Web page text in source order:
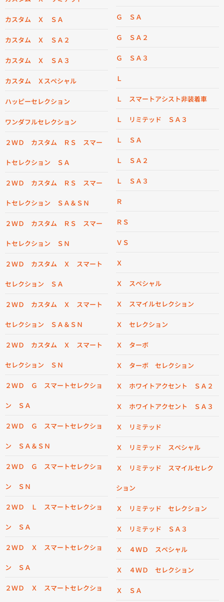
カスタム Ｘ ＳＡ
カスタム Ｘ ＳＡ２
カスタム Ｘ ＳＡ３
カスタム Ｘスペシャル
ハッピーセレクション
ワンダフルセレクション
２ＷＤ カスタム ＲＳ スマー
トセレクション ＳＡ
２ＷＤ カスタム ＲＳ スマー
トセレクション ＳＡ＆ＳＮ
２ＷＤ カスタム ＲＳ スマー
トセレクション ＳＮ
２ＷＤ カスタム Ｘ スマート
セレクション ＳＡ
２ＷＤ カスタム Ｘ スマート
セレクション ＳＡ＆ＳＮ
２ＷＤ カスタム Ｘ スマート
セレクション ＳＮ
２ＷＤ Ｇ スマートセレクショ
ン ＳＡ
２ＷＤ Ｇ スマートセレクショ
ン ＳＡ＆ＳＮ
２ＷＤ Ｇ スマートセレクショ
ン ＳＮ
２ＷＤ Ｌ スマートセレクショ
ン ＳＡ
２ＷＤ Ｘ スマートセレクショ
ン ＳＡ
２ＷＤ Ｘ スマートセレクショ
Ｇ ＳＡ
Ｇ ＳＡ２
Ｇ ＳＡ３
Ｌ
Ｌ スマートアシスト非装着車
Ｌ リミテッド ＳＡ３
Ｌ ＳＡ
Ｌ ＳＡ２
Ｌ ＳＡ３
Ｒ
ＲＳ
ＶＳ
Ｘ
Ｘ スペシャル
Ｘ スマイルセレクション
Ｘ セレクション
Ｘ ターボ
Ｘ ターボ セレクション
Ｘ ホワイトアクセント ＳＡ２
Ｘ ホワイトアクセント ＳＡ３
Ｘ リミテッド
Ｘ リミテッド スペシャル
Ｘ リミテッド スマイルセレク
ション
Ｘ リミテッド セレクション
Ｘ リミテッド ＳＡ３
Ｘ ４ＷＤ スペシャル
Ｘ ４ＷＤ セレクション
Ｘ ＳＡ